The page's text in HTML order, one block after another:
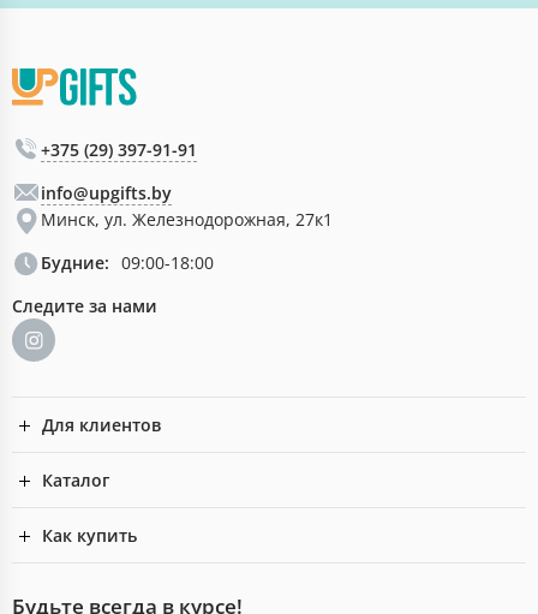
+375 (29) 397-91-91
info@upgifts.by
Минск, ул. Железнодорожная, 27к1
Будние: 09:00-18:00
Следите за нами
Для клиентов
Каталог
Как купить
Будьте всегда в курсе!